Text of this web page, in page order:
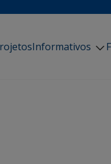
Informativos